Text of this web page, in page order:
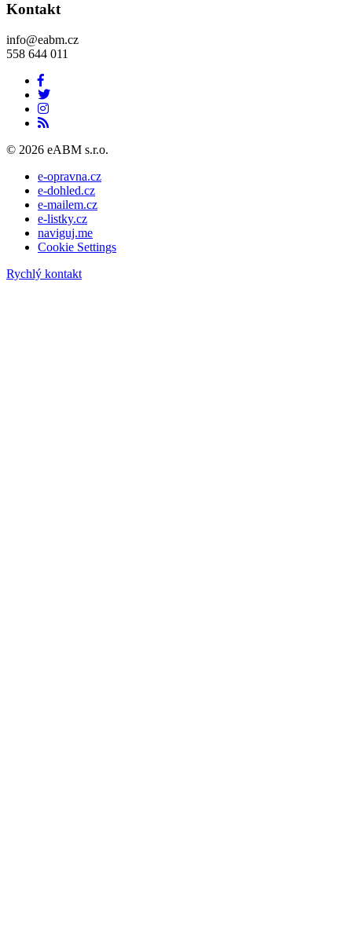
Kontakt
info@eabm.cz
558 644 011
© 2026 eABM s.r.o.
e-opravna.cz
e-dohled.cz
e-mailem.cz
e-listky.cz
naviguj.me
Cookie Settings
Rychlý kontakt